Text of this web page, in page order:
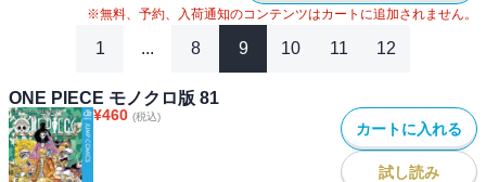
※無料、予約、入荷通知のコンテンツはカートに追加されません。
1 ... 8 9 10 11 12
ONE PIECE モノクロ版 81
¥460 (税込)
カートに入れる
試し読み